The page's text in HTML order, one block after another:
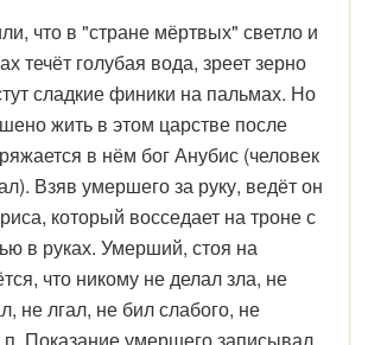
что в "стране мёртвых" светло и
течёт голубая вода, зреет зерно
сладкие финики на пальмах. Но
жить в этом царстве после
в нём бог Анубис (человек
Взяв умершего за руку, ведёт он
который восседает на троне с
в руках. Умерший, стоя на
что никому не делал зла, не
не лгал, не бил слабого, не